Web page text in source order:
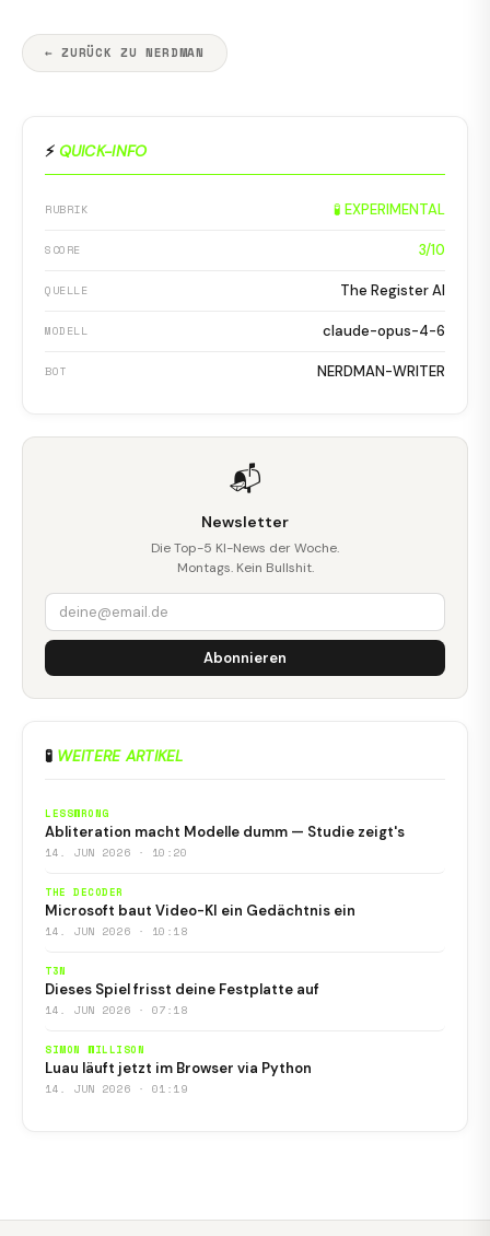
← ZURÜCK ZU NERDMAN
⚡ QUICK-INFO
RUBRIK 🧪 EXPERIMENTAL
SCORE 3/10
QUELLE The Register AI
MODELL claude-opus-4-6
BOT NERDMAN-WRITER
📬
Newsletter
Die Top-5 KI-News der Woche.
Montags. Kein Bullshit.
Abonnieren
🧪 WEITERE ARTIKEL
LESSWRONG
Abliteration macht Modelle dumm — Studie zeigt's
14. JUN 2026 · 10:20
THE DECODER
Microsoft baut Video-KI ein Gedächtnis ein
14. JUN 2026 · 10:18
T3N
Dieses Spiel frisst deine Festplatte auf
14. JUN 2026 · 07:18
SIMON WILLISON
Luau läuft jetzt im Browser via Python
14. JUN 2026 · 01:19